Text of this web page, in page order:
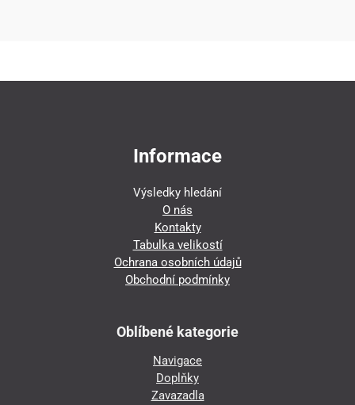
Informace
Výsledky hledání
O nás
Kontakty
Tabulka velikostí
Ochrana osobních údajů
Obchodní podmínky
Oblíbené kategorie
Navigace
Doplňky
Zavazadla